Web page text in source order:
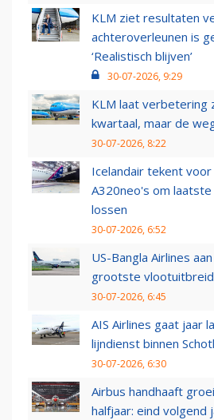
KLM ziet resultaten
achteroverleunen is
‘Realistisch blijven’
30-07-2026, 9:29
KLM laat verbetering
kwartaal, maar de
30-07-2026, 8:22
Icelandair tekent
A320neo's om
lossen
30-07-2026, 6:52
US-Bangla Airlines
grootste
30-07-2026, 6:45
AIS Airlines gaat jaar
lijndienst binnen
30-07-2026, 6:30
Airbus handhaaft
halfjaar: eind volgend